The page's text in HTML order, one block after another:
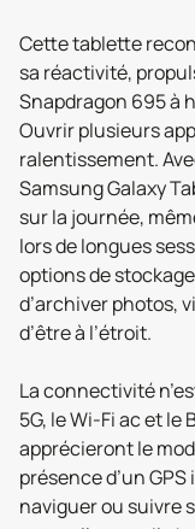
Cette tablette
sa réactivité,
Snapdragon 695 à
Ouvrir plusieurs
ralentissement.
Samsung Galaxy
sur la journée,
lors de longues
options de
d’archiver photos,
d’être à l’étroit.
La connectivité
5G, le Wi-Fi ac et
apprécieront le
présence d’un
naviguer ou suivre